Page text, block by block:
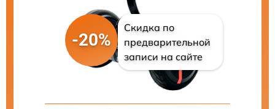
-20%
Скидка по
предварительной
записи на сайте